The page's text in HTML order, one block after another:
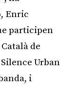
Enric
participen
de
Urban
i